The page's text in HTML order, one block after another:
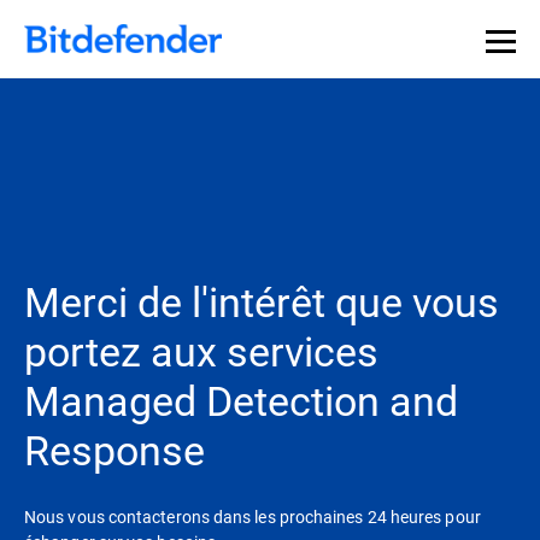
Merci de l'intérêt que vous
portez aux services
Managed Detection and
Response
Nous vous contacterons dans les prochaines 24 heures pour